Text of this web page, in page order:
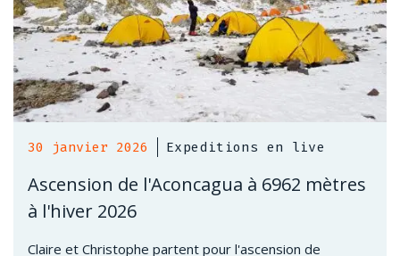
30 janvier 2026 Expeditions en live
Ascension de l'Aconcagua à 6962 mètres
à l'hiver 2026
Claire et Christophe partent pour l'ascension de